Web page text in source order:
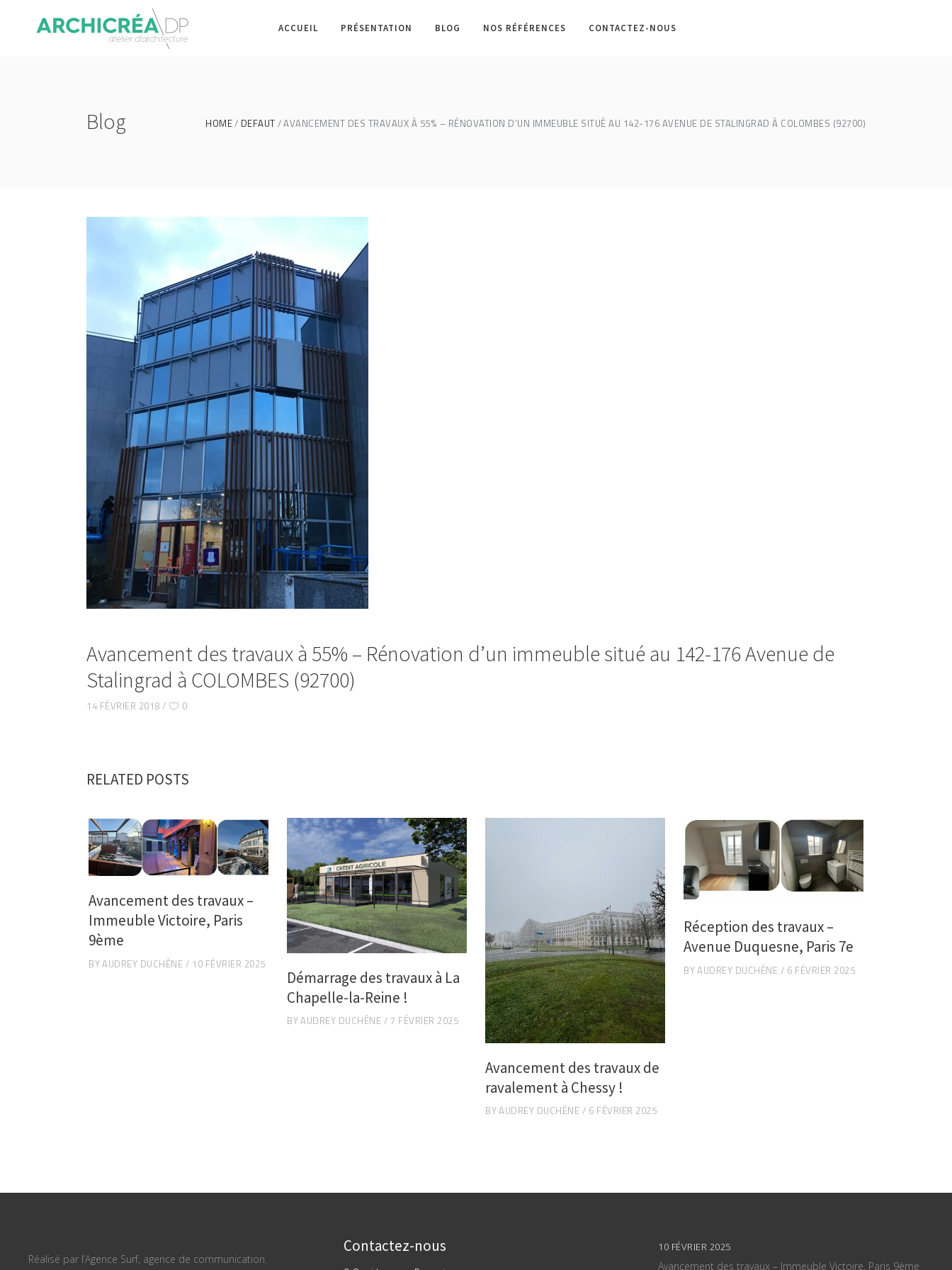
ACCUEIL PRÉSENTATION BLOG NOS RÉFÉRENCES CONTACTEZ-NOUS
Blog HOME DEFAUT AVANCEMENT DES TRAVAUX À 55% – RÉNOVATION D’UN IMMEUBLE SITUÉ AU 142-176 AVENUE DE STALINGRAD À COLOMBES (92700)
Avancement des travaux à 55% – Rénovation d’un immeuble situé au 142-176 Avenue de
Stalingrad à COLOMBES (92700)
14 FÉVRIER 2018 0
RELATED POSTS
Avancement des travaux –
Immeuble Victoire, Paris
9ème
BYAUDREY DUCHÈNE 10 FÉVRIER 2025
Démarrage des travaux à La
Chapelle-la-Reine !
BYAUDREY DUCHÈNE 7 FÉVRIER 2025
Avancement des travaux de
ravalement à Chessy !
BYAUDREY DUCHÈNE 6 FÉVRIER 2025
Réception des travaux –
Avenue Duquesne, Paris 7e
BYAUDREY DUCHÈNE 6 FÉVRIER 2025
Réalisé par l’Agence Surf, agence de communication.
Contactez-nous 10 FÉVRIER 2025
Avancement des travaux – Immeuble Victoire, Paris 9ème